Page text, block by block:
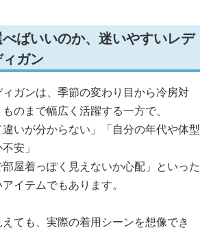
ばいいのか、迷いやすいレデ
ガン
ガンは、季節の変わり目から冷房対
のまで幅広く活躍する一方で、
違いが分からない」「自分の年代や体型
安」
部屋着っぽく見えないか心配」といった
イテムでもあります。
ても、実際の着用シーンを想像でき